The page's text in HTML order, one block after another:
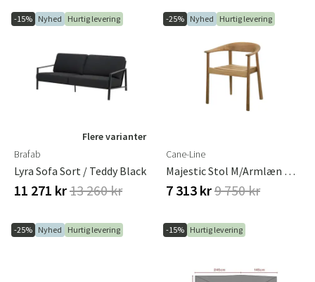
-15% Nyhed Hurtig levering
Flere varianter
Brafab
Lyra Sofa Sort / Teddy Black
11 271 kr13 260 kr
-25% Nyhed Hurtig levering
Cane-Line
Majestic Stol M/armlæn Teak
7 313 kr9 750 kr
-25% Nyhed Hurtig levering -15% Hurtig levering